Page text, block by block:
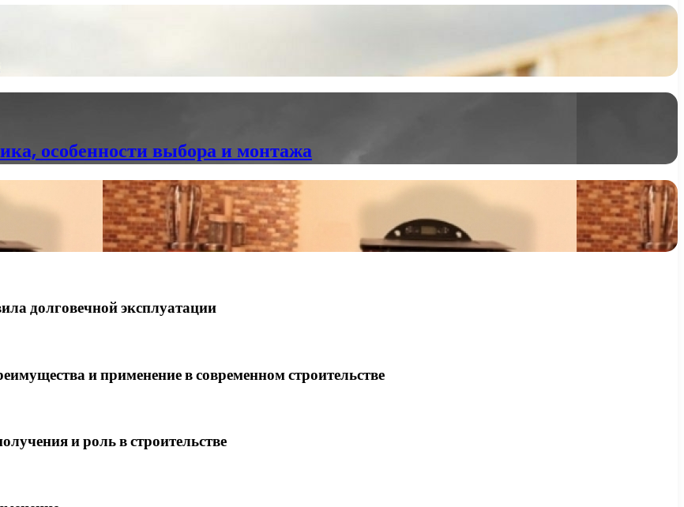
особенности выбора и монтажа
долговечной эксплуатации
и применение в современном строительстве
и роль в строительстве